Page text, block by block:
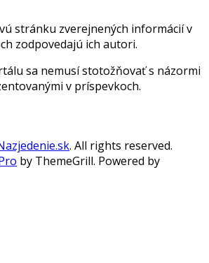
stránku zverejnených informácií v
zodpovedajú ich autori.
sa nemusí stotožňovať s názormi
v príspevkoch.
. All rights reserved.
by ThemeGrill. Powered by